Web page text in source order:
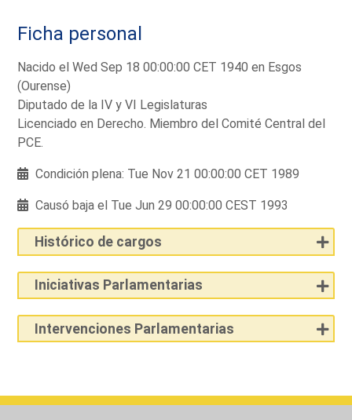
Ficha personal
Nacido el Wed Sep 18 00:00:00 CET 1940 en Esgos
(Ourense)
Diputado de la IV y VI Legislaturas
Licenciado en Derecho. Miembro del Comité Central del
PCE.
Condición plena: Tue Nov 21 00:00:00 CET 1989
Causó baja el Tue Jun 29 00:00:00 CEST 1993
Histórico de cargos
Iniciativas Parlamentarias
Intervenciones Parlamentarias